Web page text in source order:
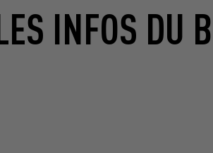
INFOS DU